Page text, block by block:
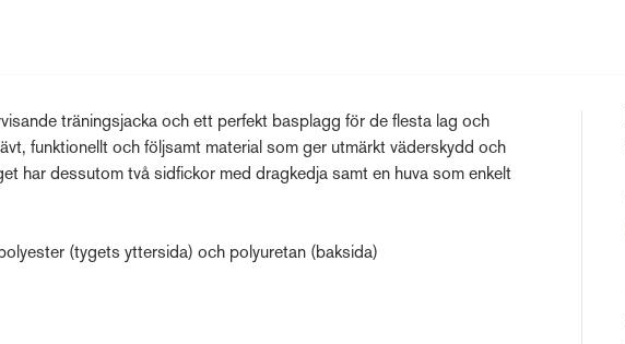
träningsjacka och ett perfekt basplagg för de flesta lag och
funktionellt och följsamt material som ger utmärkt väderskydd och
har dessutom två sidfickor med dragkedja samt en huva som enkelt
(tygets yttersida) och polyuretan (baksida)